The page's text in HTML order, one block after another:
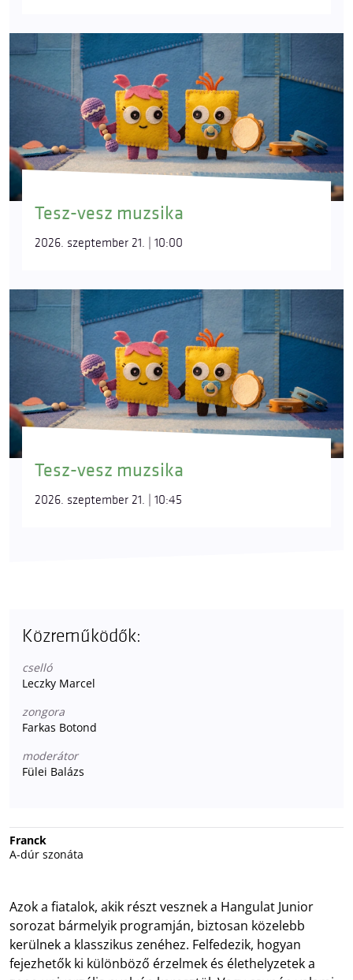
Tesz-vesz muzsika
2026. szeptember 21. | 10:00
Tesz-vesz muzsika
2026. szeptember 21. | 10:45
Közreműködők:
cselló
Leczky Marcel
zongora
Farkas Botond
moderátor
Fülei Balázs
Franck
A-dúr szonáta
Azok a fiatalok, akik részt vesznek a Hangulat Junior
sorozat bármelyik programján, biztosan közelebb
kerülnek a klasszikus zenéhez. Felfedezik, hogyan
fejezhetők ki különböző érzelmek és élethelyzetek a